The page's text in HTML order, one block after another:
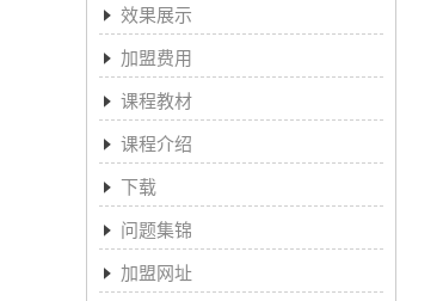
效果展示
加盟费用
课程教材
课程介绍
下载
问题集锦
加盟网址